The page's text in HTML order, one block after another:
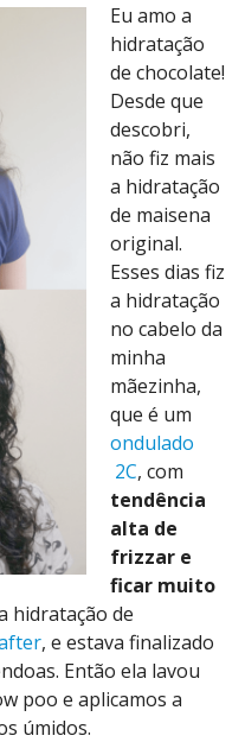
Eu amo a
hidratação
de chocolate!
Desde que
descobri,
não fiz mais
a hidratação
de maisena
original.
Esses dias fiz
a hidratação
no cabelo da
minha
mãezinha,
que é um
ondulado
2C, com
tendência
alta de
frizzar e
ficar muito
hidratação de
, e estava finalizado
Então ela lavou
poo e aplicamos a
úmidos.